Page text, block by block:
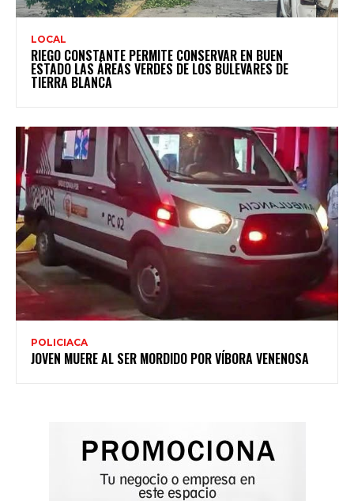
LOCAL
RIEGO CONSTANTE PERMITE CONSERVAR EN BUEN
ESTADO LAS ÁREAS VERDES DE LOS BULEVARES DE
TIERRA BLANCA
POLICIACA
JOVEN MUERE AL SER MORDIDO POR VÍBORA VENENOSA